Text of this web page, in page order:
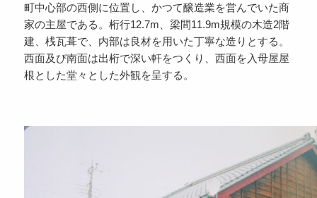
町中心部の西側に位置し、かつて醸造業を営んでいた商
家の主屋である。桁行12.7m、梁間11.9m規模の木造2階
建、桟瓦葺で、内部は良材を用いた丁寧な造りとする。
西面及び南面は出桁で深い軒をつくり、西面を入母屋屋
根とした堂々とした外観を呈する。